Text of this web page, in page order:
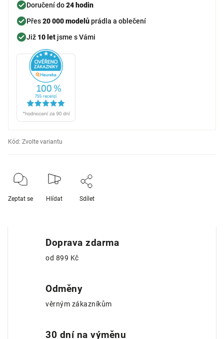
Doručení do24 hodin
Přes20 000 modelůprádla a oblečení
Již 10 let jsme s Vámi
Kód: Zvolte variantu
Zeptat se Hlídat Sdílet
Doprava zdarma
od 899 Kč
Odměny
věrným zákazníkům
30 dní na výměnu